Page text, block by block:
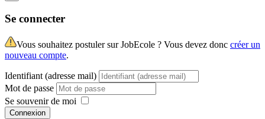
Se connecter
Vous souhaitez postuler sur JobEcole ? Vous devez donc créer un
nouveau compte.
Identifiant (adresse mail)
Mot de passe
Se souvenir de moi
Connexion